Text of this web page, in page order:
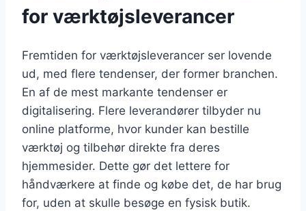
for værktøjsleverancer
Fremtiden for værktøjsleverancer ser lovende
ud, med flere tendenser, der former branchen.
En af de mest markante tendenser er
digitalisering. Flere leverandører tilbyder nu
online platforme, hvor kunder kan bestille
værktøj og tilbehør direkte fra deres
hjemmesider. Dette gør det lettere for
håndværkere at finde og købe det, de har brug
for, uden at skulle besøge en fysisk butik.